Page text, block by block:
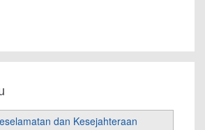
dan Kesejahteraan